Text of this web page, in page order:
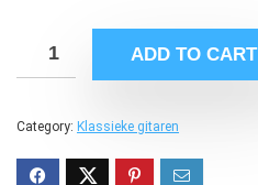
ADD TO CART
Category: Klassieke gitaren